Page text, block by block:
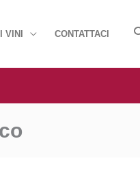
VINI CONTATTACI